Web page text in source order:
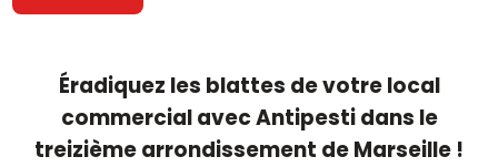
Éradiquez les blattes de votre local
commercial avec Antipesti dans le
treizième arrondissement de Marseille !